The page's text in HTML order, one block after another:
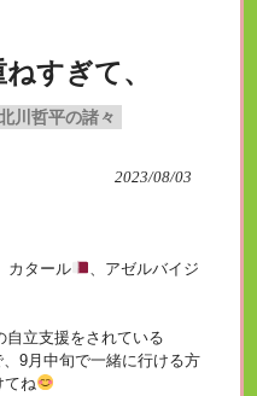
すぎて、
川哲平の諸々
2023/08/03
カタール
、アゼルバイジ
自立支援をされている
9月中旬で一緒に行ける方
てね